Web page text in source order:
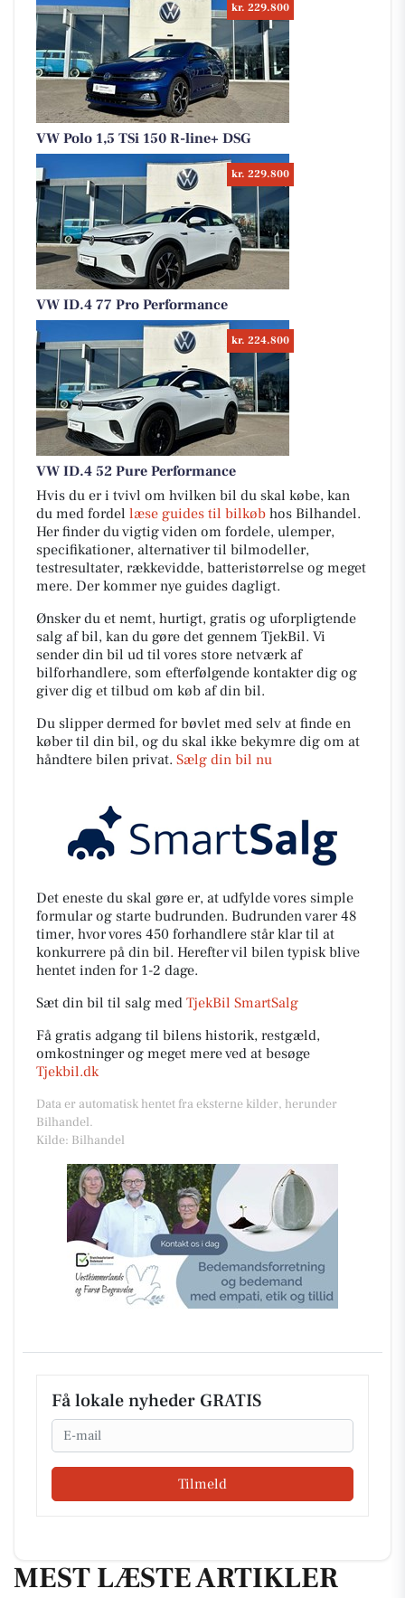
kr. 229.800
VW Polo 1,5 TSi 150 R-line+ DSG
kr. 229.800
VW ID.4 77 Pro Performance
kr. 224.800
VW ID.4 52 Pure Performance
Hvis du er i tvivl om hvilken bil du skal købe, kan
du med fordel læse guides til bilkøb hos Bilhandel.
Her finder du vigtig viden om fordele, ulemper,
specifikationer, alternativer til bilmodeller,
testresultater, rækkevidde, batteristørrelse og meget
mere. Der kommer nye guides dagligt.
Ønsker du et nemt, hurtigt, gratis og uforpligtende
salg af bil, kan du gøre det gennem TjekBil. Vi
sender din bil ud til vores store netværk af
bilforhandlere, som efterfølgende kontakter dig og
giver dig et tilbud om køb af din bil.
Du slipper dermed for bøvlet med selv at finde en
køber til din bil, og du skal ikke bekymre dig om at
håndtere bilen privat. Sælg din bil nu
Det eneste du skal gøre er, at udfylde vores simple
formular og starte budrunden. Budrunden varer 48
timer, hvor vores 450 forhandlere står klar til at
konkurrere på din bil. Herefter vil bilen typisk blive
hentet inden for 1-2 dage.
Sæt din bil til salg med TjekBil SmartSalg
Få gratis adgang til bilens historik, restgæld,
omkostninger og meget mere ved at besøge
Tjekbil.dk
Data er automatisk hentet fra eksterne kilder, herunder
Bilhandel.
Kilde: Bilhandel
Få lokale nyheder GRATIS
Email
Tilmeld
MEST LÆSTE ARTIKLER